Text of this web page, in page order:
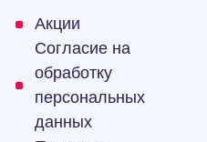
Акции
Согласие на
обработку
персональных
данных